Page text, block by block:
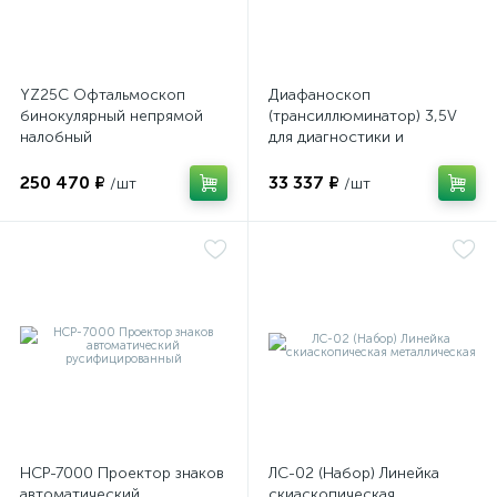
YZ25C Офтальмоскоп
бинокулярный непрямой
налобный
250 470 ₽ /шт
Диафаноскоп
(трансиллюминатор) 3,5V
для диагностики и
структур глазного яблока
33 337 ₽ /шт
НСР-7000 Проектор знаков
ЛС-02 (Набор) Линейка